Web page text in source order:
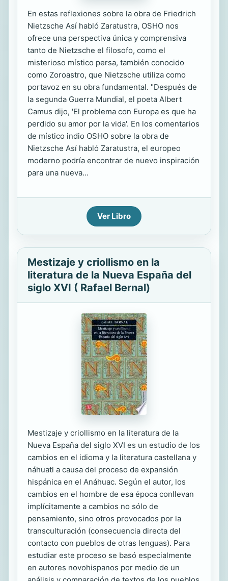
En estas reflexiones sobre la obra de Friedrich
Nietzsche Así habló Zaratustra, OSHO nos
ofrece una perspectiva única y comprensiva
tanto de Nietzsche el filosofo, como el
misterioso místico persa, también conocido
como Zoroastro, que Nietzsche utiliza como
portavoz en su obra fundamental. "Después de
la segunda Guerra Mundial, el poeta Albert
Camus dijo, 'El problema con Europa es que ha
perdido su amor por la vida'. En los comentarios
de místico indio OSHO sobre la obra de
Nietzsche Así habló Zaratustra, el europeo
moderno podría encontrar de nuevo inspiración
para una nueva...
Ver Libro
Mestizaje y criollismo en la
literatura de la Nueva España del
siglo XVI ( Rafael Bernal)
Mestizaje y criollismo en la literatura de la
Nueva España del siglo XVI es un estudio de los
cambios en el idioma y la literatura castellana y
náhuatl a causa del proceso de expansión
hispánica en el Anáhuac. Según el autor, los
cambios en el hombre de esa época conllevan
implícitamente a cambios no sólo de
pensamiento, sino otros provocados por la
transculturación (consecuencia directa del
contacto con pueblos de otras lenguas). Para
estudiar este proceso se basó especialmente
en autores novohispanos por medio de un